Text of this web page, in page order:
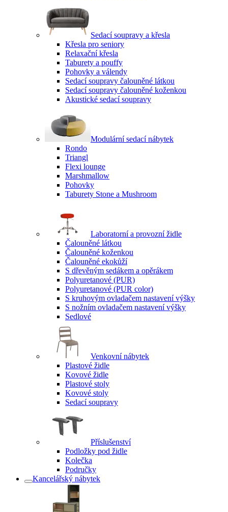
Sedací soupravy a křesla
Křesla pro seniory
Relaxační křesla
Taburety a pouffy
Pohovky a válendy
Sedací soupravy čalouněné látkou
Sedací soupravy čalouněné koženkou
Akustické sedací soupravy
Modulární sedací nábytek
Rondo
Triangl
Flexi lounge
Marshmallow
Pohovky
Taburety Stone a Mushroom
Laboratorní a provozní židle
Čalouněné látkou
Čalouněné koženkou
Čalouněné ekokůží
S dřevěným sedákem a opěrákem
Polyuretanové (PUR)
Polyuretanové (PUR color)
S kruhovým ovladačem nastavení výšky
S nožním ovladačem nastavení výšky
Sedlové
Venkovní nábytek
Plastové židle
Kovové židle
Plastové stoly
Kovové stoly
Sedací soupravy
Příslušenství
Podložky pod židle
Kolečka
Područky
Kancelářský nábytek